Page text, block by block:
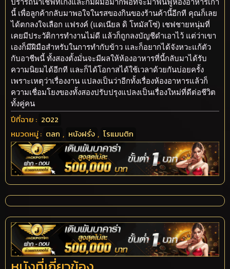
ปรารถนาเชฟที่เก่งและก็มีฝีมือมากพอที่จะมาฟื้นฟูห้องอาหารเก่า
นี้ เพื่อลูกค้ากลับมาพอใจในรสของกินของร้านค้านี้อีกที คุณก็เลย
ได้ตกลงใจเลือก แฟรงค์ (แดเนียล ดิ โทมัสโซ่) เชฟชายหนุ่มที่
เคยมีประวัติการทำงานไม่ดี แล้วก็ถูกลงบัญชีดำเอาไว้ แต่ว่าเขา
เองก็มีฝีมือสำหรับในการทำกับข้าว และก็อยากได้จังหวะแก้ตัว
กับอาชีพนี้ ทั้งสองตั้งมั่นจะมีผลให้ห้องอาหารที่นี้กลับมาได้รับ
ความนิยมได้อีกที และก็ได้โอกาสได้ใช้เวลาด้วยกันบ่อยครั้ง
เพราะเหตุว่าเรื่องงาน แปลงเป็นว่าอีกทั้งเรื่องห้องอาหารแล้วก็
ความเชื่อมโยงของทั้งสองปรับปรุงแปลงเป็นเรื่องใหม่ที่ดีต่อชีวิต
ทั้งคู่คน
ปีที่ฉาย : 2022
หมวดหมู่ : ตลก , หนังฝรั่ง , โรแมนติก